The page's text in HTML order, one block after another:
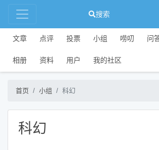
搜索
文章 点评 投票 小组 唠叨 问
相册 资料 用户 我的社区
首页 小组 科幻
科幻